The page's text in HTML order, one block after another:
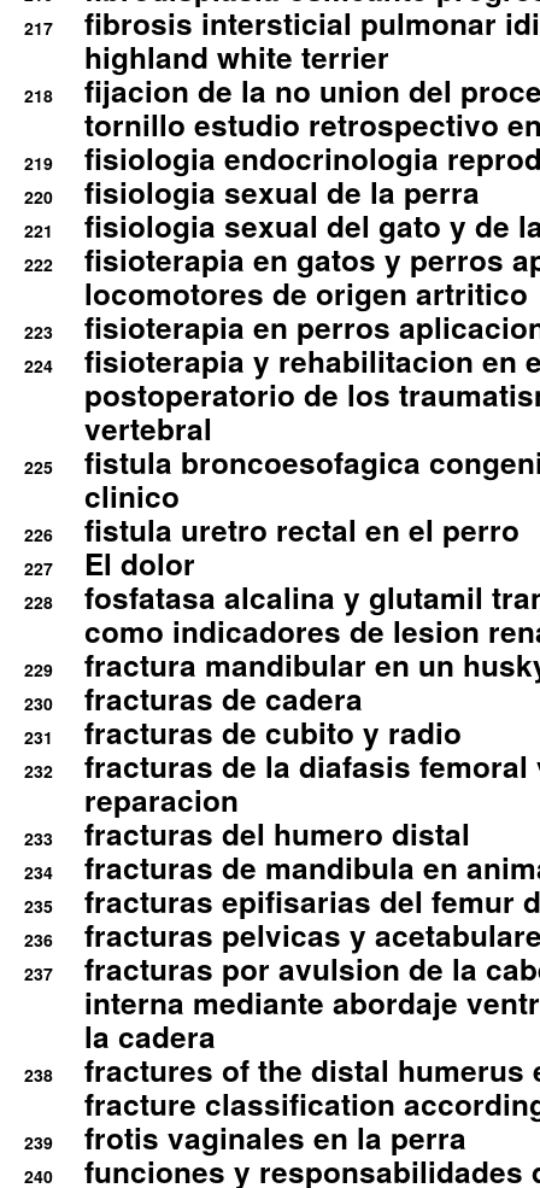
217
fibrosis intersticial pulmonar
highland white terrier
218
fijacion de la no union del
tornillo estudio retrospectivo
219 fisiologia endocrinologia
220 fisiologia sexual de la perra
221 fisiologia sexual del gato y de
222
fisioterapia en gatos y perros
locomotores de origen artritico
223 fisioterapia en perros
224
fisioterapia y rehabilitacion en
postoperatorio de los
vertebral
225
fistula broncoesofagica
clinico
226 fistula uretro rectal en el perro
227 El dolor
228
fosfatasa alcalina y glutamil
como indicadores de lesion
229 fractura mandibular en un
230 fracturas de cadera
231 fracturas de cubito y radio
232
fracturas de la diafasis
reparacion
233 fracturas del humero distal
234 fracturas de mandibula en
235 fracturas epifisarias del femur
236 fracturas pelvicas y
237
fracturas por avulsion de la
interna mediante abordaje
la cadera
238
fractures of the distal humerus
fracture classification
239 frotis vaginales en la perra
240
funciones y responsabilidades